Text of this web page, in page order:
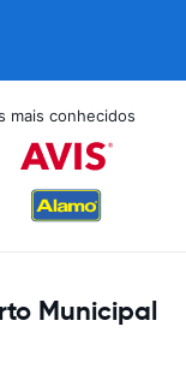
mais conhecidos
Municipal